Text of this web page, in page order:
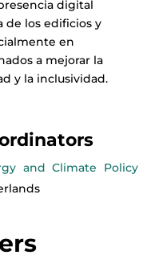
digital
de los edificios y
en
a mejorar la
y la inclusividad.
and Climate Policy